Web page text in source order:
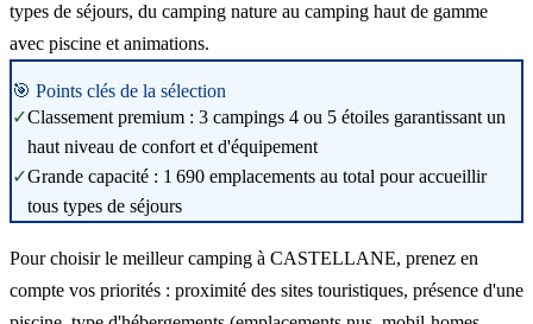
types de séjours, du camping nature au camping haut de gamme
avec piscine et animations.
🎯 Points clés de la sélection
✓Classement premium : 3 campings 4 ou 5 étoiles garantissant un
haut niveau de confort et d'équipement
✓Grande capacité : 1 690 emplacements au total pour accueillir
tous types de séjours
Pour choisir le meilleur camping à CASTELLANE, prenez en
compte vos priorités : proximité des sites touristiques, présence d'une